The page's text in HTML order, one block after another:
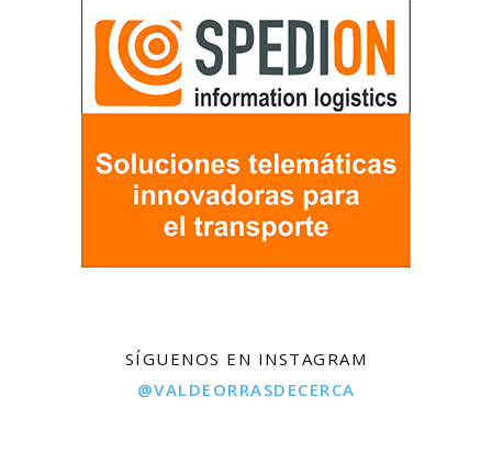
SÍGUENOS EN INSTAGRAM
@VALDEORRASDECERCA